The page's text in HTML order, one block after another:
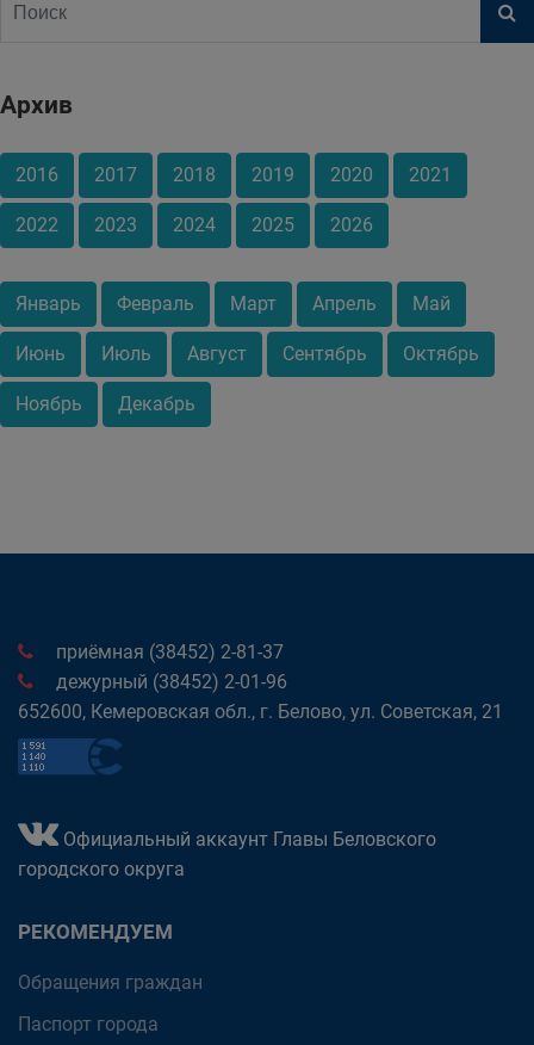
Архив
2016 2017 2018 2019 2020 2021
2022 2023 2024 2025 2026
Январь Февраль Март Апрель Май
Июнь Июль Август Сентябрь Октябрь
Ноябрь Декабрь
приёмная (38452) 2-81-37
дежурный (38452) 2-01-96
652600, Кемеровская обл., г. Белово, ул. Советская, 21
Официальный аккаунт Главы Беловского
городского округа
РЕКОМЕНДУЕМ
Обращения граждан
Паспорт города